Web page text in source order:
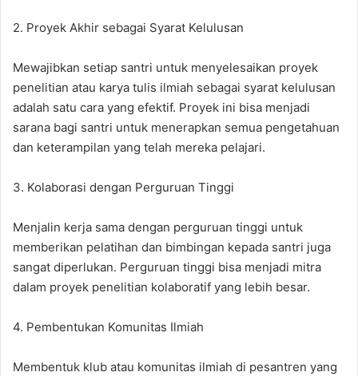
2. Proyek Akhir sebagai Syarat Kelulusan
Mewajibkan setiap santri untuk menyelesaikan proyek
penelitian atau karya tulis ilmiah sebagai syarat kelulusan
adalah satu cara yang efektif. Proyek ini bisa menjadi
sarana bagi santri untuk menerapkan semua pengetahuan
dan keterampilan yang telah mereka pelajari.
3. Kolaborasi dengan Perguruan Tinggi
Menjalin kerja sama dengan perguruan tinggi untuk
memberikan pelatihan dan bimbingan kepada santri juga
sangat diperlukan. Perguruan tinggi bisa menjadi mitra
dalam proyek penelitian kolaboratif yang lebih besar.
4. Pembentukan Komunitas Ilmiah
Membentuk klub atau komunitas ilmiah di pesantren yang